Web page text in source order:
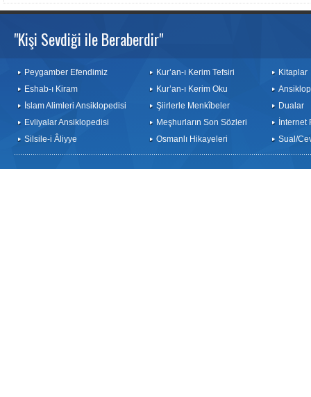
"Kişi Sevdiği ile Beraberdir"
Peygamber Efendimiz
Eshab-ı Kiram
İslam Alimleri Ansiklopedisi
Evliyalar Ansiklopedisi
Silsile-i Âliyye
Kur’an-ı Kerim Tefsiri
Kur’an-ı Kerim Oku
Şiirlerle Menkîbeler
Meşhurların Son Sözleri
Osmanlı Hikayeleri
Kitaplar
Dualar
İnternet
Sual/